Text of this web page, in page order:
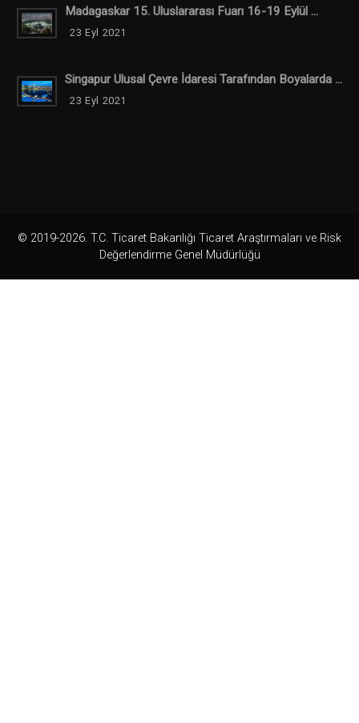
Madagaskar 15. Uluslararası Fuarı 16-19 Eylül ...
23 Eyl 2021
Singapur Ulusal Çevre İdaresi Tarafından Boyalarda ...
23 Eyl 2021
© 2019-2026. T.C. Ticaret Bakanlığı Ticaret Araştırmaları ve Risk
Değerlendirme Genel Müdürlüğü